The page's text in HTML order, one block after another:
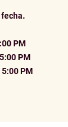
PM
PM
PM